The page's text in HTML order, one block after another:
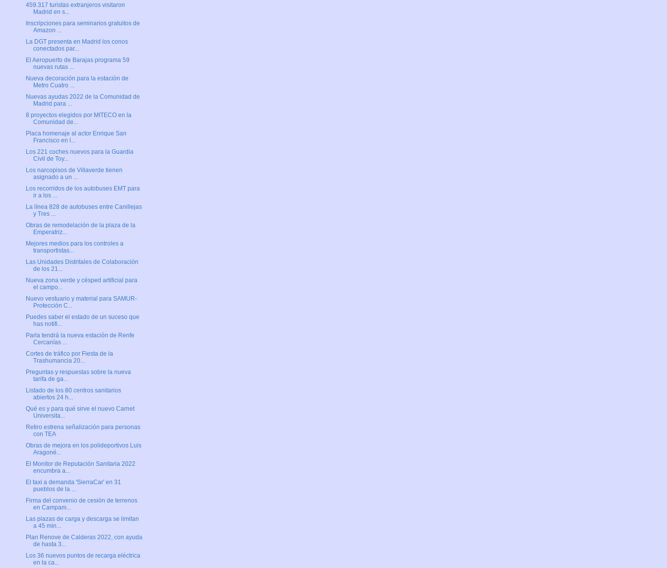
459.317 turistas extranjeros visitaron
Madrid en s...
Inscripciones para seminarios gratuitos de
Amazon ...
La DGT presenta en Madrid los conos
conectados par...
El Aeropuerto de Barajas programa 59
nuevas rutas ...
Nueva decoración para la estación de
Metro Cuatro ...
Nuevas ayudas 2022 de la Comunidad de
Madrid para ...
8 proyectos elegidos por MITECO en la
Comunidad de...
Placa homenaje al actor Enrique San
Francisco en l...
Los 221 coches nuevos para la Guardia
Civil de Toy...
Los narcopisos de Villaverde tienen
asignado a un ...
Los recorridos de los autobuses EMT para
ir a los ...
La línea 828 de autobuses entre Canillejas
y Tres ...
Obras de remodelación de la plaza de la
Emperatriz...
Mejores medios para los controles a
transportistas...
Las Unidades Distritales de Colaboración
de los 21...
Nueva zona verde y césped artificial para
el campo...
Nuevo vestuario y material para SAMUR-
Protección C...
Puedes saber el estado de un suceso que
has notifi...
Parla tendrá la nueva estación de Renfe
Cercanías ...
Cortes de tráfico por Fiesta de la
Trashumancia 20...
Preguntas y respuestas sobre la nueva
tarifa de ga...
Listado de los 80 centros sanitarios
abiertos 24 h...
Qué es y para qué sirve el nuevo Carnet
Universita...
Retiro estrena señalización para personas
con TEA
Obras de mejora en los polideportivos Luis
Aragoné...
El Monitor de Reputación Sanitaria 2022
encumbra a...
El taxi a demanda 'SierraCar' en 31
pueblos de la ...
Firma del convenio de cesión de terrenos
en Campam...
Las plazas de carga y descarga se limitan
a 45 min...
Plan Renove de Calderas 2022, con ayuda
de hasta 3...
Los 36 nuevos puntos de recarga eléctrica
en la ca...